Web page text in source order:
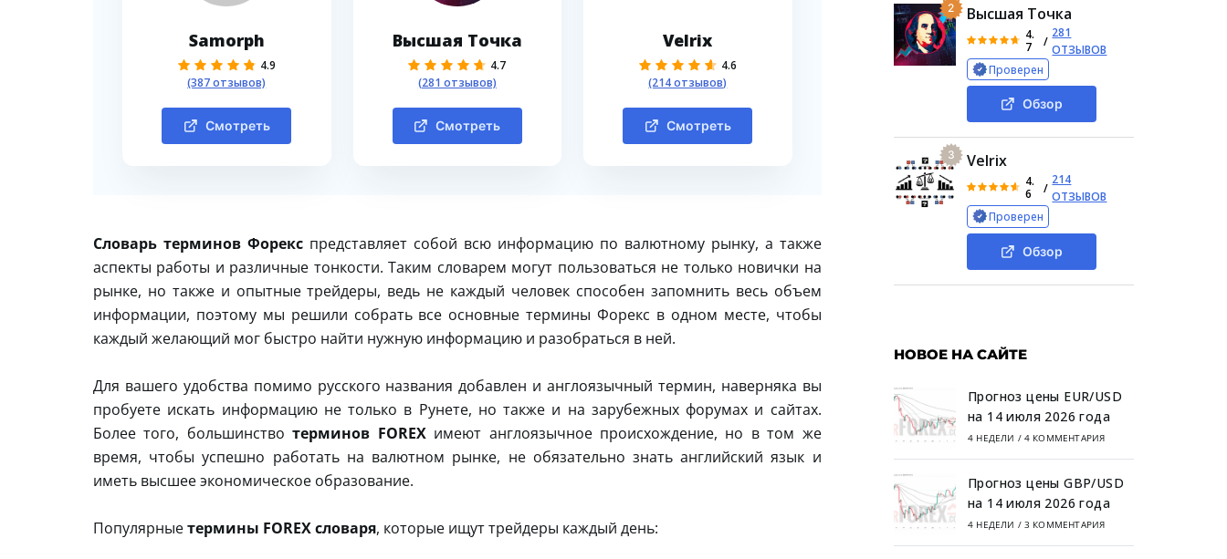
Samorph
4.9
(387 отзывов)
Смотреть
Высшая Точка
4.7
(281 отзывов)
Смотреть
Velrix
4.6
(214 отзывов)
Смотреть
Словарь терминов Форекспредставляет собой всю информацию по валютному рынку, а также
аспекты работы и различные тонкости. Таким словарем могут пользоваться не только новички на
рынке, но также и опытные трейдеры, ведь не каждый человек способен запомнить весь объем
информации, поэтому мы решили собрать все основные термины Форекс в одном месте, чтобы
каждый желающий мог быстро найти нужную информацию и разобраться в ней.
Для вашего удобства помимо русского названия добавлен и англоязычный термин, наверняка вы
пробуете искать информацию не только в Рунете, но также и на зарубежных форумах и сайтах.
Более того, большинствотерминов FOREXимеют англоязычное происхождение, но в том же
время, чтобы успешно работать на валютном рынке, не обязательно знать английский язык и
иметь высшее экономическое образование.
Популярныетермины FOREX словаря, которые ищут трейдеры каждый день:
2 Высшая Точка
4.
7
/
281
ОТЗЫВОВ
Проверен
Обзор
3 Velrix
4.
6
/
214
ОТЗЫВОВ
Проверен
Обзор
НОВОЕ НА САЙТЕ
Прогноз цены EUR/USD
на 14 июля 2026 года
4 НЕДЕЛИ / 4 КОММЕНТАРИЯ
Прогноз цены GBP/USD
на 14 июля 2026 года
4 НЕДЕЛИ / 3 КОММЕНТАРИЯ